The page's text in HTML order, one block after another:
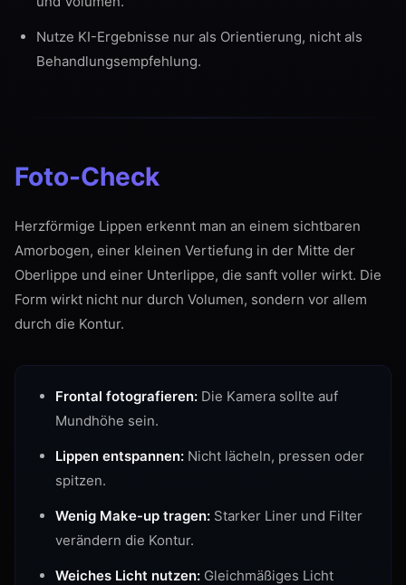
Nutze KI-Ergebnisse nur als Orientierung, nicht als
Behandlungsempfehlung.
Foto-Check
Herzförmige Lippen erkennt man an einem sichtbaren
Amorbogen, einer kleinen Vertiefung in der Mitte der
Oberlippe und einer Unterlippe, die sanft voller wirkt. Die
Form wirkt nicht nur durch Volumen, sondern vor allem
durch die Kontur.
Frontal fotografieren: Die Kamera sollte auf
Mundhöhe sein.
Lippen entspannen: Nicht lächeln, pressen oder
spitzen.
Wenig Make-up tragen: Starker Liner und Filter
verändern die Kontur.
Weiches Licht nutzen: Gleichmäßiges Licht